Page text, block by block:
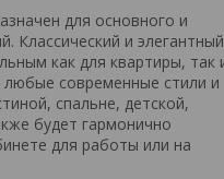
для основного и
Классический и элегантный
как для квартиры, так
современные стили и
спальне, детской,
будет гармонично
для работы или на